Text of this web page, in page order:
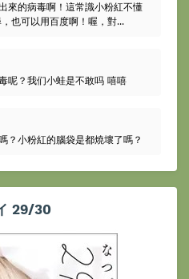
來的病毒啊！這常識小粉紅不懂
也可以用百度啊！喔，對...
呢？我们小蛙是不敢吗 嘻嘻
？小粉紅的腦袋是都燒壞了嗎？
29/30